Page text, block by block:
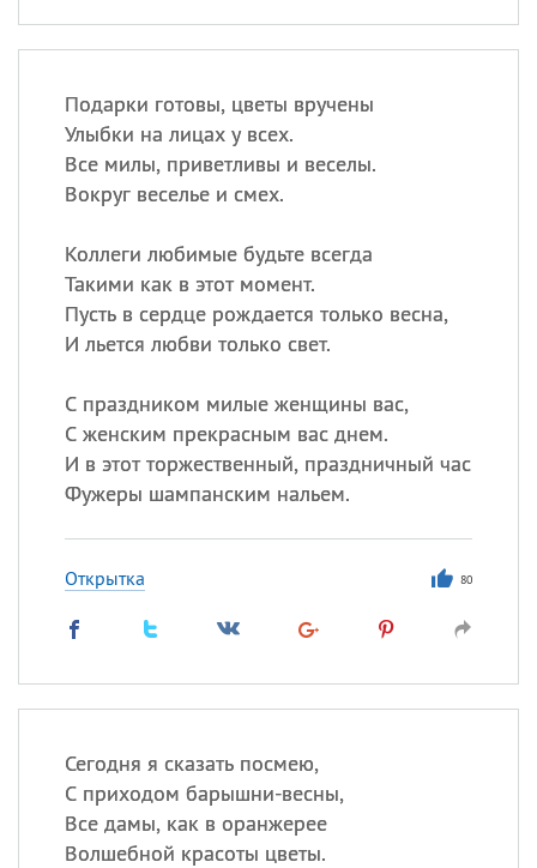
Подарки готовы, цветы вручены
Улыбки на лицах у всех.
Все милы, приветливы и веселы.
Вокруг веселье и смех.
Коллеги любимые будьте всегда
Такими как в этот момент.
Пусть в сердце рождается только весна,
И льется любви только свет.
С праздником милые женщины вас,
С женским прекрасным вас днем.
И в этот торжественный, праздничный час
Фужеры шампанским нальем.
Открытка 80
Сегодня я сказать посмею,
С приходом барышни-весны,
Все дамы, как в оранжерее
Волшебной красоты цветы.